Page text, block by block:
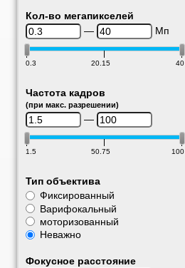
Кол-во мегапикселей
—
Мп
0.3 20.15 40
Частота кадров
(при макс. разрешении)
—
1.5 50.75 100
Тип объектива
Фиксированный
Варифокальный
моторизованный
Неважно
Фокусное расстояние